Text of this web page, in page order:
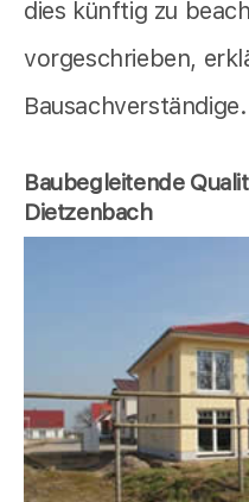
dies künftig zu
vorgeschrieben,
Bausachverständige.
Baubegleitende
Dietzenbach